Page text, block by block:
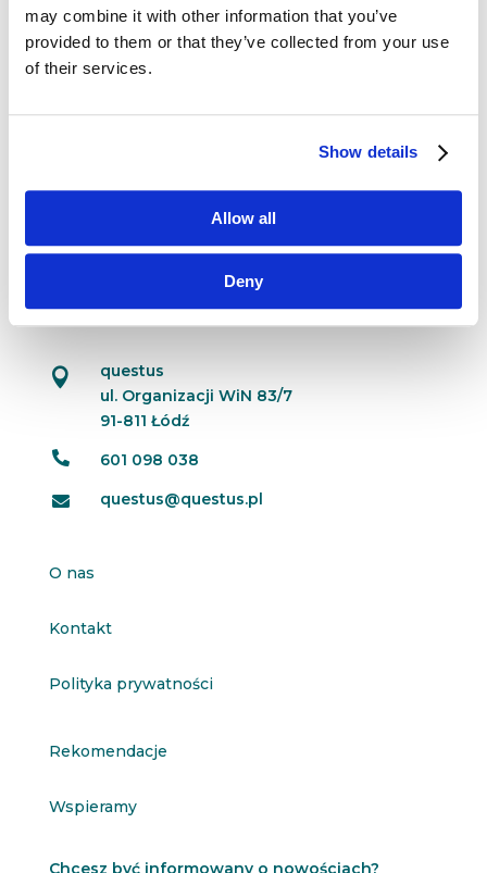
may combine it with other information that you’ve
provided to them or that they’ve collected from your use
of their services.
Show details
Allow all
Deny
Zmysły to emocje. A emocje są impulsem,
który uruchamia proces decyzyjny w umyśle
bowiem powiedział kiedyś twórca sieci...
Dane kontaktowe

questus
ul. Organizacji WiN 83/7
91-811 Łódź
 601 098 038
 questus@questus.pl
O nas
Kontakt
Polityka prywatności
Rekomendacje
Wspieramy
Chcesz być informowany o nowościach?